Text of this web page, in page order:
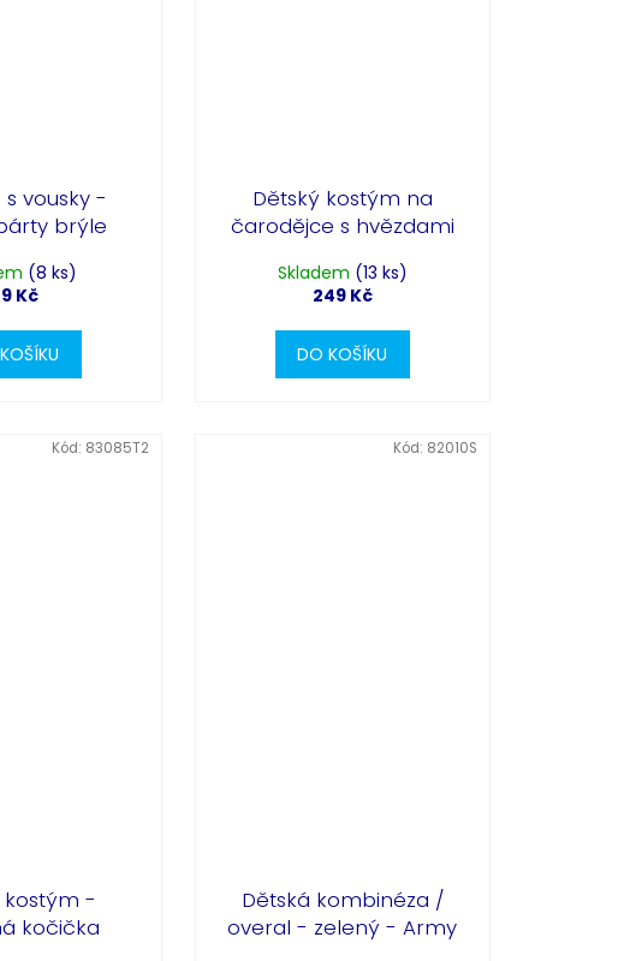
vousky -
brýle
(8 ks)
Kč
Dětský kostým na
čarodějce s hvězdami
Skladem (13 ks)
249 Kč
DO KOŠÍKU
kostým -
kočička
Kód: 83085T2
Dětská kombinéza /
overal - zelený - Army
Kód: 82010S